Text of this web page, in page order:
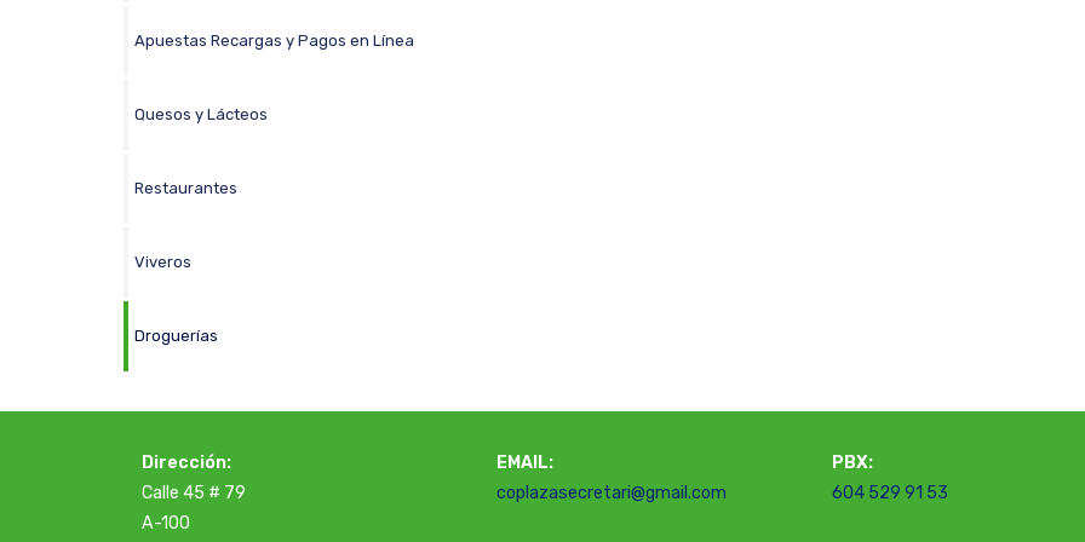
Apuestas Recargas y Pagos en Línea
Quesos y Lácteos
Restaurantes
Viveros
Droguerías
Dirección:
Calle 45 # 79
A-100
EMAIL:
coplazasecretari@gmail.com
PBX:
604 529 91 53